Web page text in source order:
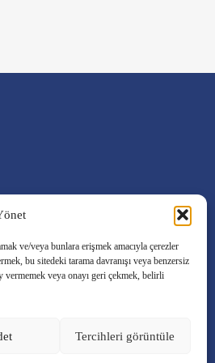
ve/veya bunlara erişmek amacıyla çerezler
bu sitedeki tarama davranışı veya benzersiz
veya onayı geri çekmek, belirli
Tercihleri görüntüle